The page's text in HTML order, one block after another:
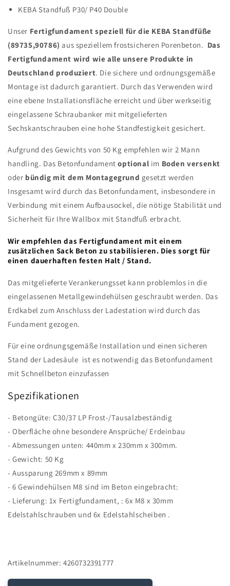
KEBA Standfuß P30/ P40 Double
Unser Fertigfundament speziell für die KEBA Standfüße
(89735,90786)aus speziellem frostsicheren Porenbeton. Das
Fertigfundament wird wie alle unsere Produkte in
Deutschland produziert. Die sichere und ordnungsgemäße
Montage ist dadurch garantiert. Durch das Verwenden wird
eine ebene Installationsfläche erreicht und über werkseitig
eingelassene Schraubanker mit mitgelieferten
Sechskantschrauben eine hohe Standfestigkeit gesichert.
Aufgrund des Gewichts von 50 Kg empfehlen wir 2 Mann
handling. Das Betonfundamentoptional im Boden versenkt
oder bündig mit dem Montagegrund gesetzt werden
Insgesamt wird durch das Betonfundament, insbesondere in
Verbindung mit einem Aufbausockel, die nötige Stabilität und
Sicherheit für Ihre Wallbox mit Standfuß erbracht.
Wir empfehlen das Fertigfundament mit einem
zusätzlichen Sack Beton zu stabilisieren. Dies sorgt für
einen dauerhaften festen Halt / Stand.
Das mitgelieferte Verankerungsset kann problemlos in die
eingelassenen Metallgewindehülsen geschraubt werden. Das
Erdkabel zum Anschluss der Ladestation wird durch das
Fundament gezogen.
Für eine ordnungsgemäße Installation und einen sicheren
Stand der Ladesäule ist es notwendig das Betonfundament
mit Schnellbeton einzufassen
Spezifikationen
- Betongüte: C30/37 LP Frost-/Tausalzbeständig
- Oberfläche ohne besondere Ansprüche/ Erdeinbau
- Abmessungen unten: 440mm x 230mm x 300mm.
- Gewicht: 50 Kg
- Aussparung 269mm x 89mm
- 6 Gewindehülsen M8 sind im Beton eingebracht:
- Lieferung: 1x Fertigfundament, : 6x M8 x 30mm
Edelstahlschrauben und 6x Edelstahlscheiben .
Artikelnummer: 4260732391777